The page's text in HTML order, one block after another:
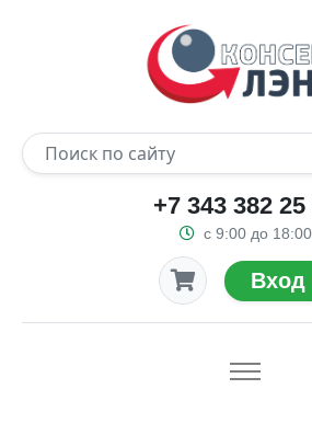
+7 343 382 25
с 9:00 до 18:00
Вход